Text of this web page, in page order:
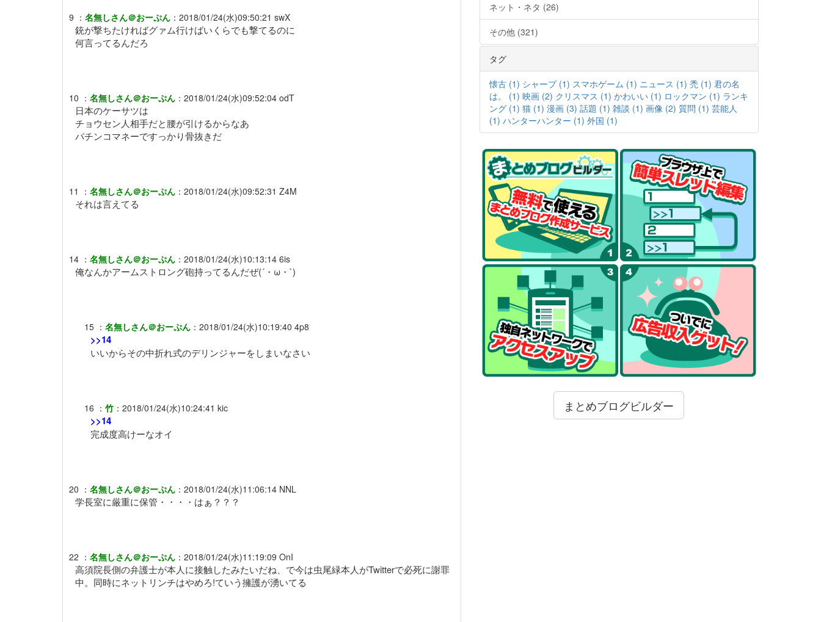
9 ： 名無しさん＠おーぷん ： 2018/01/24(水)09:50:21 swX
銃が撃ちたければグァム行けばいくらでも撃てるのに
何言ってるんだろ
10 ： 名無しさん＠おーぷん ： 2018/01/24(水)09:52:04 odT
日本のケーサツは
チョウセン人相手だと腰が引けるからなあ
パチンコマネーですっかり骨抜きだ
11 ： 名無しさん＠おーぷん ： 2018/01/24(水)09:52:31 Z4M
それは言えてる
14 ： 名無しさん＠おーぷん ： 2018/01/24(水)10:13:14 6is
俺なんかアームストロング砲持ってるんだぜ(´・ω・`)
15 ： 名無しさん＠おーぷん ： 2018/01/24(水)10:19:40 4p8
>>14
いいからその中折れ式のデリンジャーをしまいなさい
16 ： 竹 ： 2018/01/24(水)10:24:41 kic
>>14
完成度高けーなオイ
20 ： 名無しさん＠おーぷん ： 2018/01/24(水)11:06:14 NNL
学長室に厳重に保管・・・・はぁ？？？
22 ： 名無しさん＠おーぷん ： 2018/01/24(水)11:19:09 OnI
高須院長側の弁護士が本人に接触したみたいだね、で今は虫尾緑本人がTwitterで必死に謝罪
中。同時にネットリンチはやめろ!ていう擁護が湧いてる
ネット・ネタ (26)
その他 (321)
タグ
懐古 (1) シャープ (1) スマホゲーム (1) ニュース (1) 禿 (1) 君の名
は。 (1) 映画 (2) クリスマス (1) かわいい (1) ロックマン (1) ランキ
ング (1) 猫 (1) 漫画 (3) 話題 (1) 雑談 (1) 画像 (2) 質問 (1) 芸能人
(1) ハンターハンター (1) 外国 (1)
まとめブログビルダー